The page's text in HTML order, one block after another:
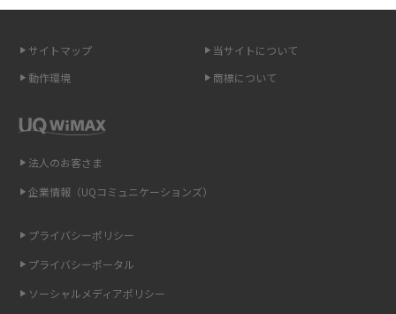
介
ポケット型Wi-Fi（モバイルWi-Fi）とは？おススメする方の特徴や選び方を
点も解説
ギガバイト（GB）とは？1GBの目安やギガが足りない時の対処法を紹介
サイトマップ
当サイトについて
動作環境
商標について
法人のお客さま
企業情報（UQコミュニケーションズ）
プライバシーポリシー
プライバシーポータル
ソーシャルメディアポリシー